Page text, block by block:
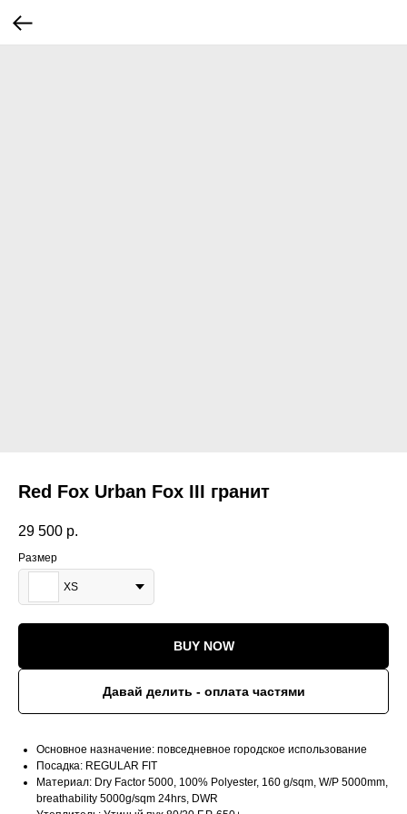
Red Fox Urban Fox III гранит
29 500 р.
Размер
XS
BUY NOW
Давай делить - оплата частями
Основное назначение: повседневное городское использование
Посадка: REGULAR FIT
Материал: Dry Factor 5000, 100% Polyester, 160 g/sqm, W/P 5000mm,
breathability 5000g/sqm 24hrs, DWR